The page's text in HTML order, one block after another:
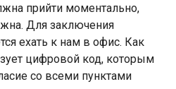
прийти моментально,
Для заключения
ехать к нам в офис. Как
цифровой код, которым
со всеми пунктами